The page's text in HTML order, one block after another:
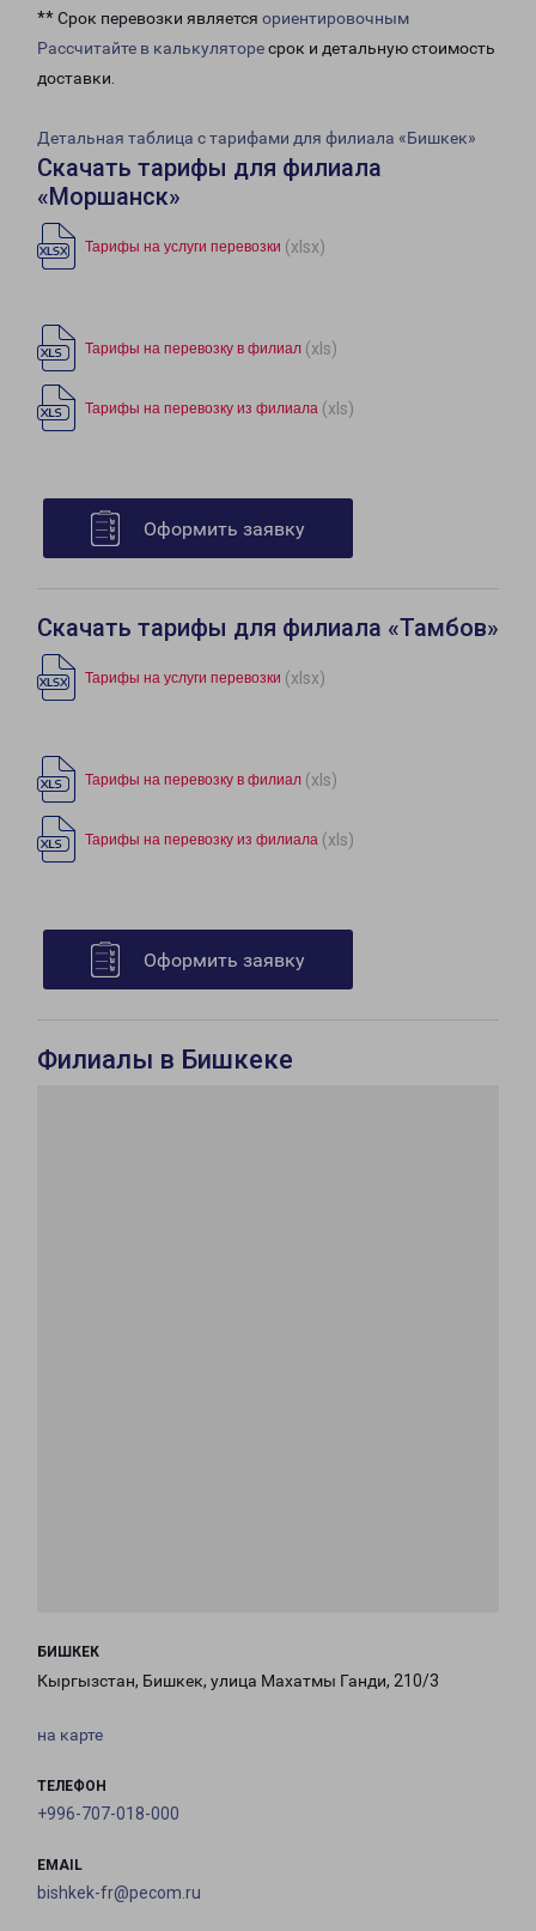
** Срок перевозки является ориентировочным
Рассчитайте в калькуляторесрок и детальную стоимость
доставки.
Детальная таблица с тарифами для филиала «Бишкек»
Скачать тарифы для филиала
«Моршанск»
Тарифы на услуги перевозки (xlsx)
Тарифы на перевозку в филиал (xls)
Тарифы на перевозку из филиала (xls)
Оформить заявку
Скачать тарифы для филиала «Тамбов»
Тарифы на услуги перевозки (xlsx)
Тарифы на перевозку в филиал (xls)
Тарифы на перевозку из филиала (xls)
Оформить заявку
Филиалы в Бишкеке
БИШКЕК
Кыргызстан, Бишкек, улица Махатмы Ганди, 210/3
на карте
ТЕЛЕФОН
+996-707-018-000
EMAIL
bishkek-fr@pecom.ru